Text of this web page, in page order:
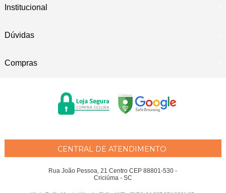
Institucional
Dúvidas
Compras
CENTRAL DE ATENDIMENTO
Rua João Pessoa, 21 Centro CEP 88801-530 -
Criciúma - SC